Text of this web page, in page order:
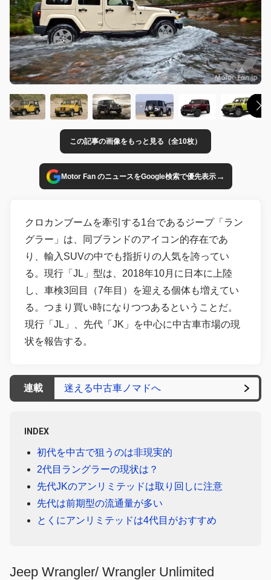
この記事の画像をもっと見る（全10枚）
Motor Fan のニュースをGoogle検索で優先表示→
クロカンブームを牽引する1台であるジープ「ラン
グラー」は、同ブランドのアイコン的存在であ
り、輸入SUVの中でも指折りの人気を誇ってい
る。現行「JL」型は、2018年10月に日本に上陸
し、車検3回目（7年目）を迎える個体も増えてい
る。つまり買い時になりつつあるということだ。
現行「JL」、先代「JK」を中心に中古車市場の現
状を報告する。
連載 迷える中古車ノマドへ
INDEX
初代を中古で狙うのは非現実的
2代目ラングラーの現状は？
先代JKのアンリミテッドは取り回しに注意
先代は前期型の流通量が多い
とくにアンリミテッドは4代目がおすすめ
Jeep Wrangler/ Wrangler Unlimited